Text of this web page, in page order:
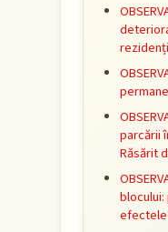
parcării
Răsărit